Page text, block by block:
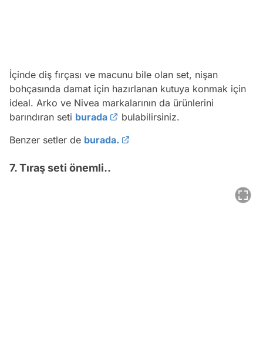
İçinde diş fırçası ve macunu bile olan set, nişan
bohçasında damat için hazırlanan kutuya konmak için
ideal. Arko ve Nivea markalarının da ürünlerini
barındıran seti burada
bulabilirsiniz.
Benzer setler de burada.
7. Tıraş seti önemli..